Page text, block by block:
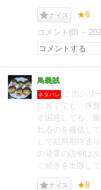
ナイス ★6
コメント(0)
鳥義賊
ネタバレ
このシリ
に長くても、序
ず困惑しても、
れるのを確信し
して結局期待通
の背景の説明は
く続きを出版し
ナイス ★8